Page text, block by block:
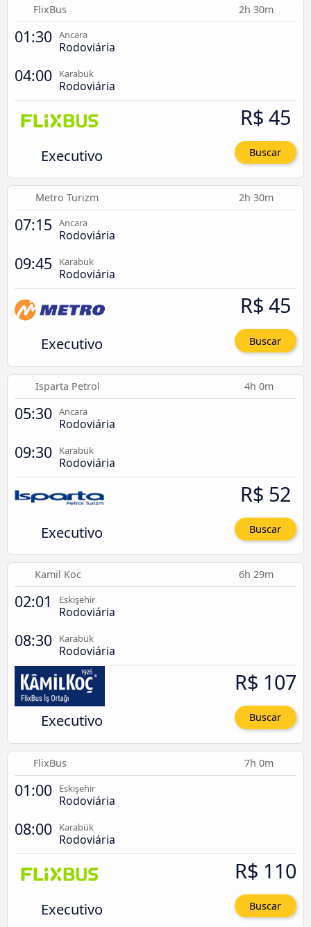
FlixBus 2h 30m
01:30 Ancara
Rodoviária
04:00 Karabük
Rodoviária
Executivo
R$ 45
Buscar
Metro Turizm 2h 30m
07:15 Ancara
Rodoviária
09:45 Karabük
Rodoviária
Executivo
R$ 45
Buscar
Isparta Petrol 4h 0m
05:30 Ancara
Rodoviária
09:30 Karabük
Rodoviária
Executivo
R$ 52
Buscar
Kamil Koc 6h 29m
02:01 Eskişehir
Rodoviária
08:30 Karabük
Rodoviária
Executivo
R$ 107
Buscar
FlixBus 7h 0m
01:00 Eskişehir
Rodoviária
08:00 Karabük
Rodoviária
Executivo
R$ 110
Buscar